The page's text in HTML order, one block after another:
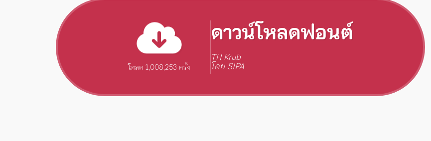
โหลด 1,008,253 ครั้ง
ดาวน์โหลดฟอนต์
TH Krub
โดย SIPA